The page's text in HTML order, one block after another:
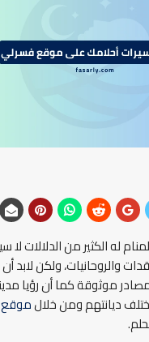
له الكثير من الدلالات لا
والروحانيات، ولكن
موثوقة كما أن رؤيا
ديانتهم ومن خلال